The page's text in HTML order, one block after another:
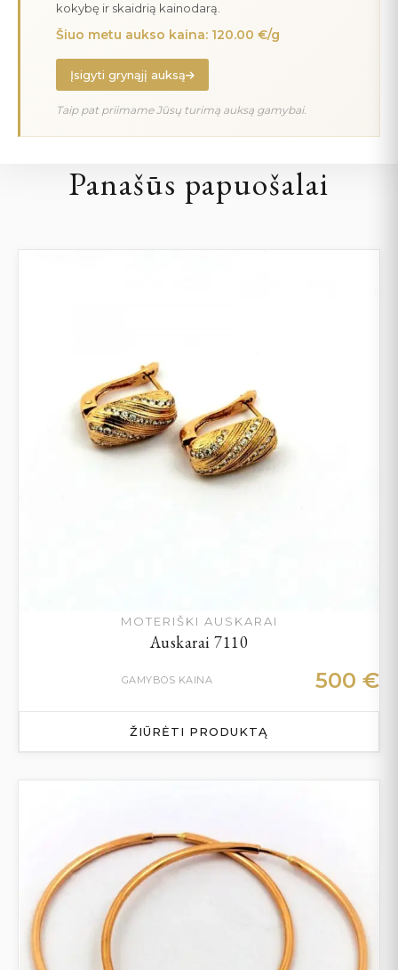
kokybę ir skaidrią kainodarą.
Šiuo metu aukso kaina: 120.00 €/g
Įsigyti grynąjį auksą
Taip pat priimame Jūsų turimą auksą gamybai.
Panašūs papuošalai
MOTERIŠKI AUSKARAI
Auskarai 7110
GAMYBOS KAINA 500 €
ŽIŪRĖTI PRODUKTĄ